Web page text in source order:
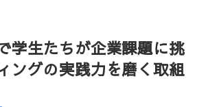
学生たちが企業課題に挑
ングの実践力を磨く取組